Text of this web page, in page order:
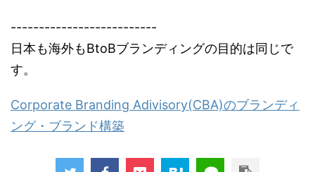
--------------------------
日本も海外もBtoBブランディングの目的は同じで
す。
Corporate Branding Adivisory(CBA)のブランディ
ング・ブランド構築